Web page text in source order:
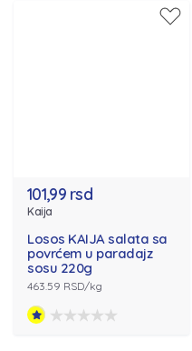
101,99 rsd
Kaija
Losos KAIJA salata sa
povrćem u paradajz
sosu 220g
463.59 RSD/kg